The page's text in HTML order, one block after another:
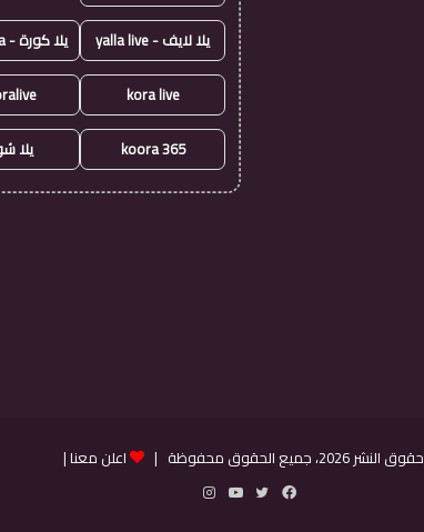
يلا لايف - yalla live يلا كورة - yallakora
kora live
koora 365 يلا
2026، جميع الحقوق محفوظة | اعلن معنا |
فيسبوك
تويتريوتيوبانستقرام